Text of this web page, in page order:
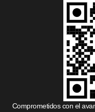
Comprometidos con el